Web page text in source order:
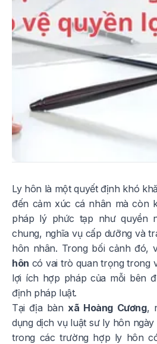
Ly hôn là một quyết định khó
đến cảm xúc cá nhân mà còn
pháp lý phức tạp như quyền
chung, nghĩa vụ cấp dưỡng và
hôn nhân. Trong bối cảnh đó,
hôn có vai trò quan trọng trong
lợi ích hợp pháp của mỗi bên
định pháp luật.
Tại địa bàn xã Hoàng Cương,
dụng dịch vụ luật sư ly hôn ngày
trong các trường hợp ly hôn